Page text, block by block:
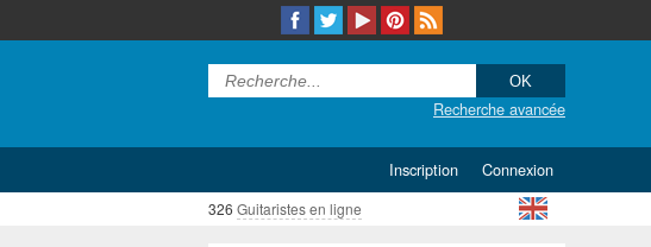
Recherche avancée
Connexion
Inscription
326 Guitaristes en ligne